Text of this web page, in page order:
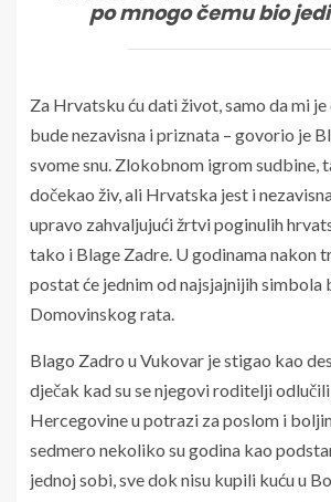
po mnogo čemu bio
Za Hrvatsku ću dati život, samo da mi
bude nezavisna i priznata – govorio je
svome snu. Zlokobnom igrom sudbine,
dočekao živ, ali Hrvatska jest i
upravo zahvaljujući žrtvi poginulih
tako i Blage Zadre. U godinama nakon
postat će jednim od najsjajnijih simbola
Domovinskog rata.
Blago Zadro u Vukovar je stigao kao
dječak kad su se njegovi roditelji
Hercegovine u potrazi za poslom i
sedmero nekoliko su godina kao
jednoj sobi, sve dok nisu kupili kuću u